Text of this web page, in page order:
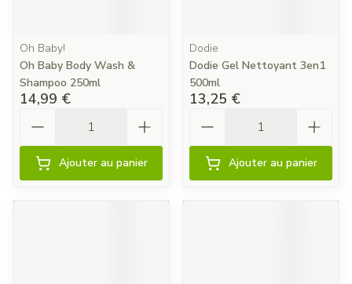
Oh Baby!
Oh Baby Body Wash &
Shampoo 250ml
14,99 €
Ajouter au panier
Dodie
Dodie Gel Nettoyant 3en1
500ml
13,25 €
Ajouter au panier